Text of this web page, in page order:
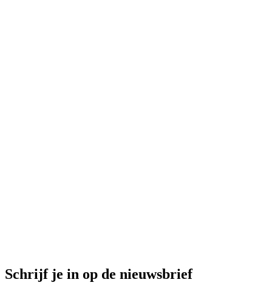
Schrijf je in op de nieuwsbrief